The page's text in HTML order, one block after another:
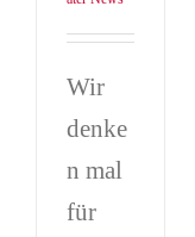
Wir
denke
n mal
für